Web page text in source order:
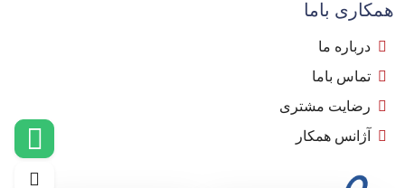
همکاری باما
درباره ما
تماس باما
رضایت مشتری
آژانس همکار